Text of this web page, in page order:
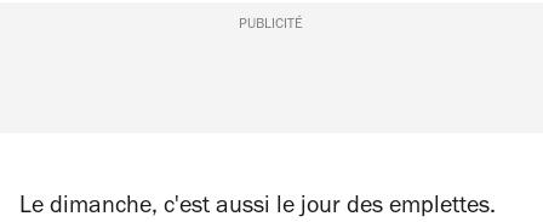
PUBLICITÉ
Le dimanche, c'est aussi le jour des emplettes.